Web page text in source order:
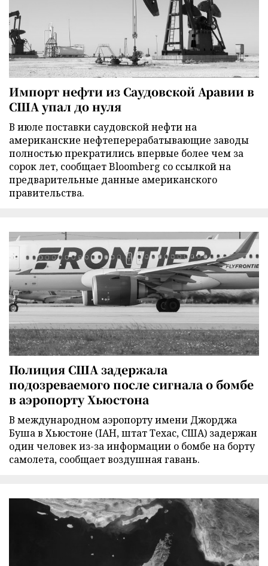
Импорт нефти из Саудовской Аравии в
США упал до нуля
В июле поставки саудовской нефти на
американские нефтеперерабатывающие заводы
полностью прекратились впервые более чем за
сорок лет, сообщает Bloomberg со ссылкой на
предварительные данные американского
правительства.
Полиция США задержала
подозреваемого после сигнала о бомбе
в аэропорту Хьюстона
В международном аэропорту имени Джорджа
Буша в Хьюстоне (IAH, штат Техас, США) задержан
один человек из-за информации о бомбе на борту
самолета, сообщает воздушная гавань.